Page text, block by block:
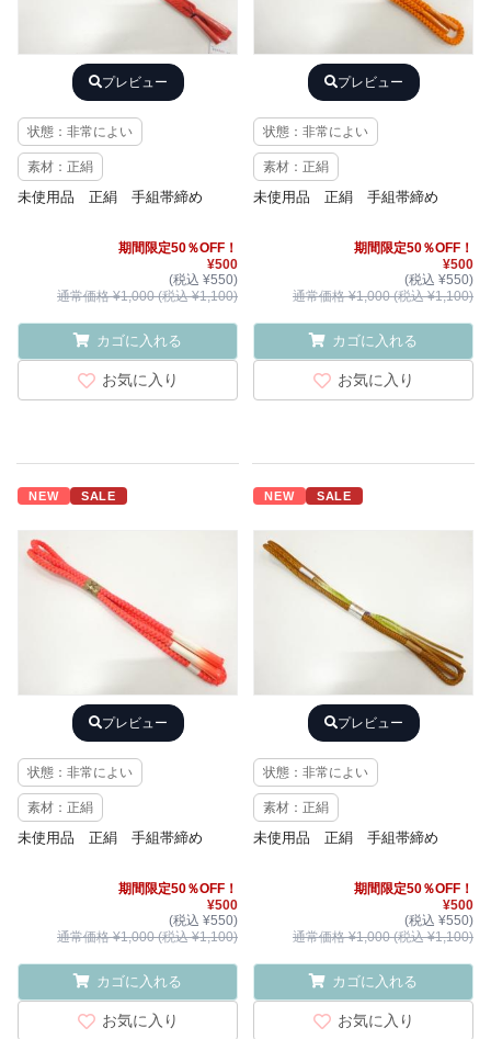
プレビュー
状態：非常によい
素材：正絹
未使用品 正絹 手組帯締め
期間限定50％OFF！
¥500
(税込 ¥550)
通常価格 ¥1,000 (税込 ¥1,100)
カゴに入れる
お気に入り
プレビュー
状態：非常によい
素材：正絹
未使用品 正絹 手組帯締め
期間限定50％OFF！
¥500
(税込 ¥550)
通常価格 ¥1,000 (税込 ¥1,100)
カゴに入れる
お気に入り
NEW SALE
プレビュー
状態：非常によい
素材：正絹
未使用品 正絹 手組帯締め
期間限定50％OFF！
¥500
(税込 ¥550)
通常価格 ¥1,000 (税込 ¥1,100)
カゴに入れる
お気に入り
NEW SALE
プレビュー
状態：非常によい
素材：正絹
未使用品 正絹 手組帯締め
期間限定50％OFF！
¥500
(税込 ¥550)
通常価格 ¥1,000 (税込 ¥1,100)
カゴに入れる
お気に入り